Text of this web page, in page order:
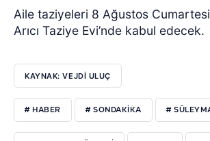
Aile taziyeleri 8 Ağustos
Arıcı Taziye Evi’nde kabul edecek.
KAYNAK: VEJDI ULUÇ
# HABER # SONDAKIKA #